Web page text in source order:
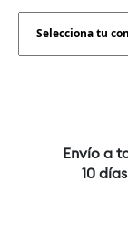
Envío a
10